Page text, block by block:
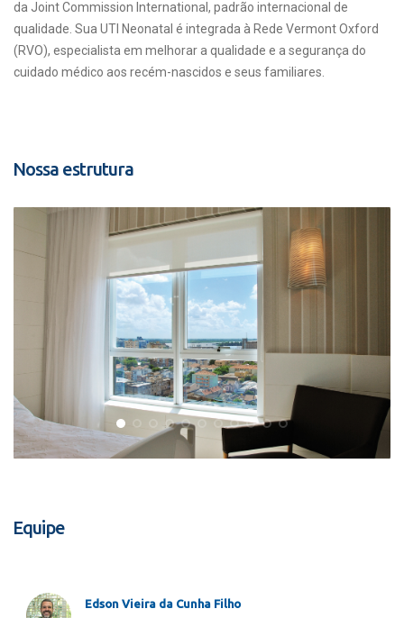
da Joint Commission International, padrão internacional de
qualidade. Sua UTI Neonatal é integrada à Rede Vermont Oxford
(RVO), especialista em melhorar a qualidade e a segurança do
cuidado médico aos recém-nascidos e seus familiares.
Nossa estrutura
Equipe
Edson Vieira da Cunha Filho